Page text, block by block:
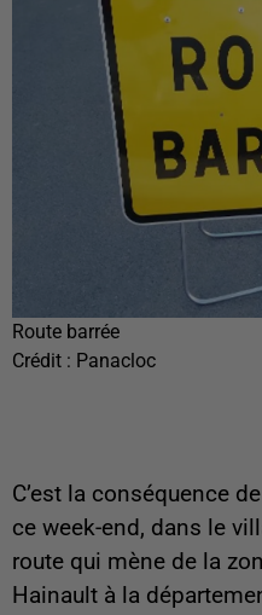
Route barrée
Crédit : Panacloc
C’est la conséquence
ce week-end, dans le
route qui mène de la
Hainault à la